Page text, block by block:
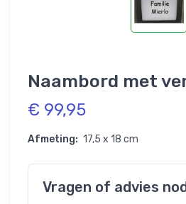
Naambord met
€ 99,95
Afmeting: 17,5 x 18 cm
Vragen of advies